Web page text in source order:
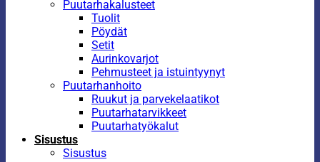
Puutarhakalusteet
Tuolit
Pöydät
Setit
Aurinkovarjot
Pehmusteet ja istuintyynyt
Puutarhanhoito
Ruukut ja parvekelaatikot
Puutarhatarvikkeet
Puutarhatyökalut
Sisustus
Sisustus